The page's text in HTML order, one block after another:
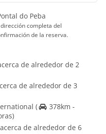
do Peba
completa del
de la reserva.
de alrededor de 2
de alrededor de 3
(
378km -
de alrededor de 6